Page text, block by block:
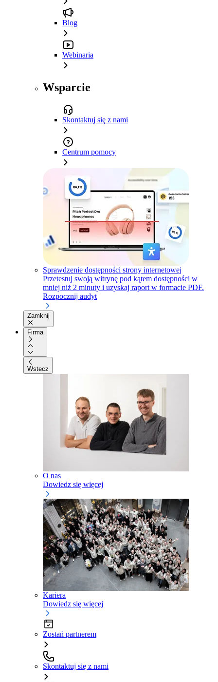
Blog
Webinaria
Wsparcie
Skontaktuj się z nami
Centrum pomocy
Sprawdzenie dostępności strony internetowej
Przetestuj swoją witrynę pod kątem dostępności w
mniej niż 2 minuty i uzyskaj raport w formacie PDF.
Rozpocznij audyt
Zamknij
Firma
Wstecz
O nas
Dowiedz się więcej
Kariera
Dowiedz się więcej
Zostań partnerem
Skontaktuj się z nami